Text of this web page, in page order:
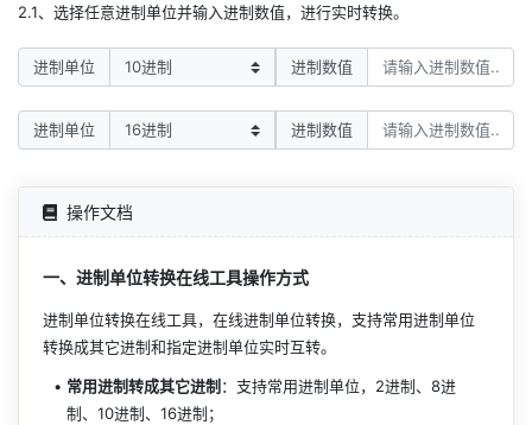
2.1、选择任意进制单位并输入进制数值，进行实时转换。
进制单位 进制数值
进制单位 进制数值
操作文档
一、进制单位转换在线工具操作方式
进制单位转换在线工具，在线进制单位转换，支持常用进制单位
转换成其它进制和指定进制单位实时互转。
常用进制转成其它进制 ：支持常用进制单位，2进制、8进
制、10进制、16进制；